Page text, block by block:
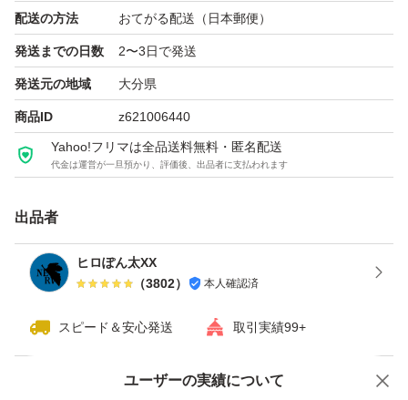
保管方法によりますが、約1カ月を目安にお召し上がりく
※商品画像はあくまでもイメージ画像です。さつまいもの
形状は毎回出荷の度に異なりますのでご了承下さい。
となりますので発送まで3から7日かかる場合がございま
す。
ンド甘太くんと同じ品種の紅はるかの取り扱いを行ってお
配送の方法 おてがる配送（日本郵便）
発送までの日数 2〜3日で発送
発送元の地域 大分県
商品ID z621006440
Yahoo!フリマは全品送料無料・匿名配送
代金は運営が一旦預かり、評価後、出品者に支払われます
出品者
ヒロぽん太XX
（3802） 本人確認済
スピード＆安心発送 取引実績99+
ユーザーの実績について
価格の相談 商品への質問